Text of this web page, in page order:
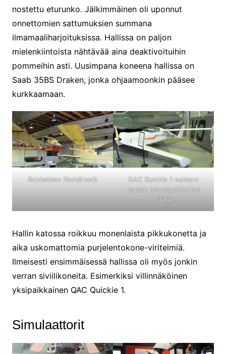
nostettu eturunko. Jälkimmäinen oli uponnut
onnettomien sattumuksien summana
ilmamaaliharjoituksissa. Hallissa on paljon
mielenkiintoista nähtävää aina deaktivoituihin
pommeihin asti. Uusimpana koneena hallissa on
Saab 35BS Draken, jonka ohjaamoonkin pääsee
kurkkaamaan.
Rohkeiden liitohärvelit
QAC Quickie 1 numero
kertoo istumapaikkojen
määrän
Hallin katossa roikkuu monenlaista pikkukonetta ja
aika uskomattomia purjelentokone-viritelmiä.
Ilmeisesti ensimmäisessä hallissa oli myös jonkin
verran siviilikoneita. Esimerkiksi villinnäköinen
yksipaikkainen QAC Quickie 1.
Simulaattorit